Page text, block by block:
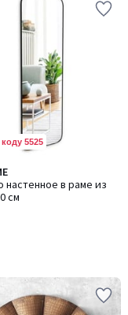
5525
настенное в раме из
см